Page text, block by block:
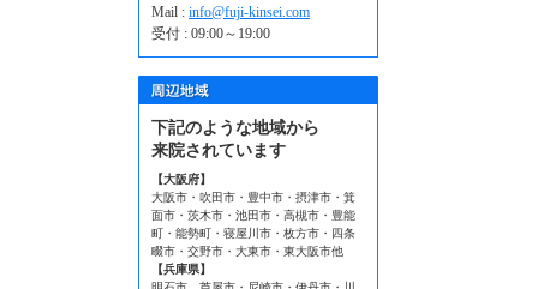
Mail : info@fuji-kinsei.com
受付 : 09:00～19:00
下記のような地域から
来院されています
【大阪府】
大阪市・吹田市・豊中市・摂津市・箕
面市・茨木市・池田市・高槻市・豊能
町・能勢町・寝屋川市・枚方市・四条
畷市・交野市・大東市・東大阪市他
【兵庫県】